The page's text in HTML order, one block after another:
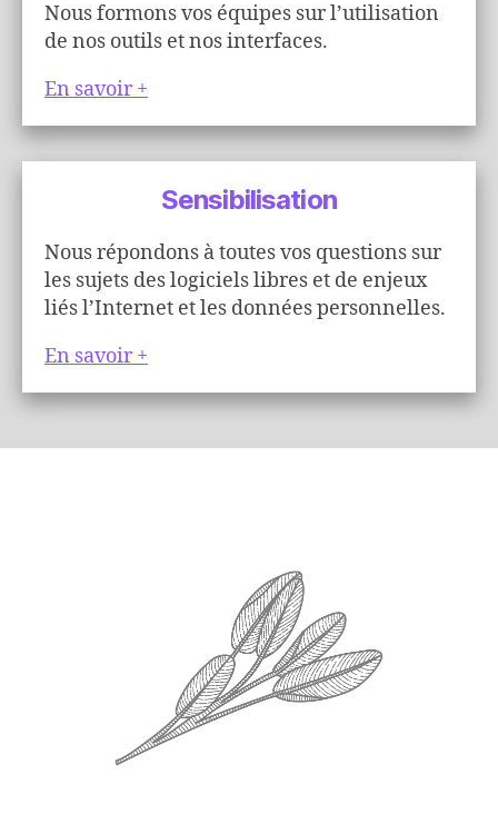
Nous formons vos équipes sur l’utilisation
de nos outils et nos interfaces.
En savoir +
Sensibilisation
Nous répondons à toutes vos questions sur
les sujets des logiciels libres et de enjeux
liés l’Internet et les données personnelles.
En savoir +